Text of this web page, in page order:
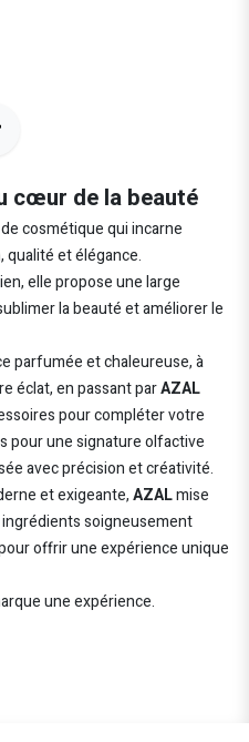
cœur de la beauté
cosmétique qui incarne
qualité et élégance.
elle propose une large
la beauté et améliorer le
parfumée et chaleureuse, à
éclat, en passant parAZAL
pour compléter votre
pour une signature olfactive
avec précision et créativité.
et exigeante,AZALmise
soigneusement
offrir une expérience unique
une expérience.